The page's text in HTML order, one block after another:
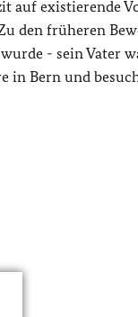
auf existierende
den früheren
- sein Vater
in Bern und